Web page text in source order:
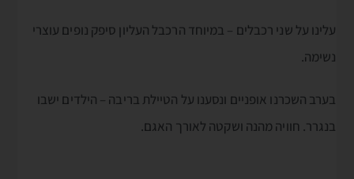
עלינו על שני רכבלים – במיוחד הרכבל העליון סיפק נופים עוצרי
נשימה.
בערב השכרנו אופניים ונסענו על הטיילת בריבה – הילדים ישבו
בנגרר. חוויה מהנה ושקטה לאורך האגם.